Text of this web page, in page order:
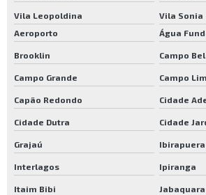
Fornecedor de verniz para piso madeira
Fornecedor de resina para passar em madeira
Fornecedor de verniz para passar em madeira
Fornecedor de verniz para madeira externa
Vila Leopoldina
Vila Sonia
Aeroporto
Água
Brooklin Campo
Campo Grande Campo
Capão Redondo Cidade
Cidade Dutra Cidade
Grajaú Ibirapuera
Interlagos Ipiranga
Itaim Bibi Jabaquara